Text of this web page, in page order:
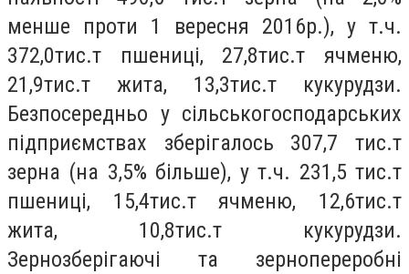
менше проти 1 вересня 2016р.), у т.ч.
372,0тис.т пшениці, 27,8тис.т ячменю,
21,9тис.т жита, 13,3тис.т кукурудзи.
Безпосередньо у сільськогосподарських
підприємствах зберігалось 307,7 тис.т
зерна (на 3,5% більше), у т.ч. 231,5 тис.т
пшениці, 15,4тис.т ячменю, 12,6тис.т
жита, 10,8тис.т кукурудзи.
Зернозберігаючі та зернопереробні